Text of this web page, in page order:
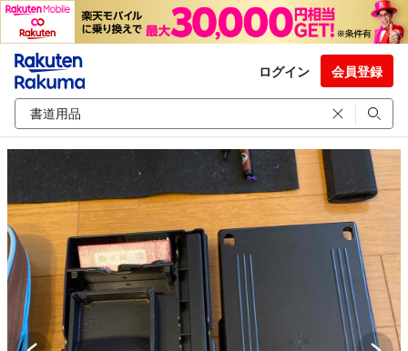
ログイン 会員登録